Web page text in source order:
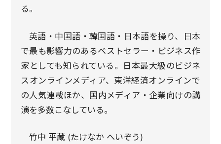
る。
英語・中国語・韓国語・日本語を操り、日本
で最も影響力のあるベストセラー・ビジネス作
家としても知られている。日本最大級のビジネ
スオンラインメディア、東洋経済オンラインで
の人気連載ほか、国内メディア・企業向けの講
演を多数こなしている。
竹中 平蔵 (たけなか へいぞう)